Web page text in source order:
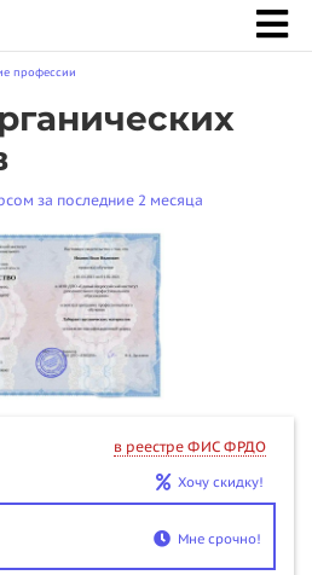
профессии
за последние 2 месяца
в реестре ФИС ФРДО
Хочу скидку!
Мне срочно!